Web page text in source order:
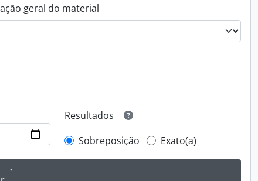
geral do material
Resultados
Sobreposição
Exato(a)